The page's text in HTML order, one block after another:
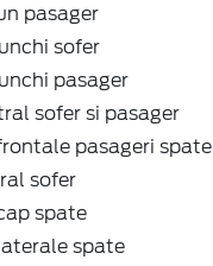
pasager
sofer
pasager
sofer si pasager
pasageri spate
sofer
spate
spate